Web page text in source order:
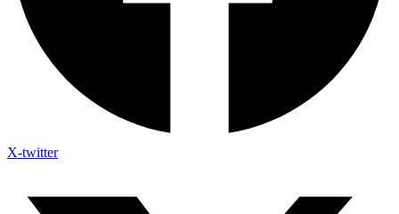
X-twitter